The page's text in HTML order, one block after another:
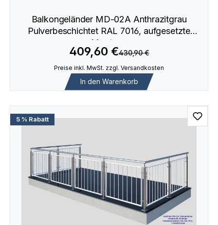
Balkongeländer MD-02A Anthrazitgrau
Pulverbeschichtet RAL 7016, aufgesetzte
Montage
409,60 €430,90 €
Preise inkl. MwSt. zzgl. Versandkosten
In den Warenkorb
5 % Rabatt